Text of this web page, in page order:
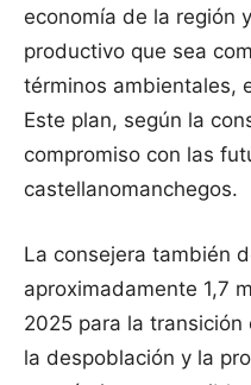
economía de la región
productivo que sea
términos ambientales,
Este plan, según la
compromiso con las
castellanomanchegos.
La consejera también
aproximadamente 1,7
2025 para la
la despoblación y la